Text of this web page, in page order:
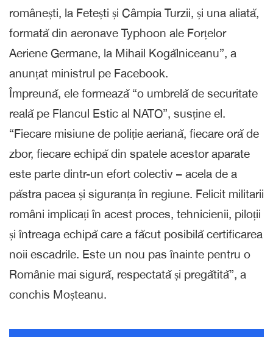
românești, la Fetești și Câmpia Turzii, și una aliată,
formată din aeronave Typhoon ale Forțelor
Aeriene Germane, la Mihail Kogălniceanu”, a
anunțat ministrul pe Facebook.
Împreună, ele formează “o umbrelă de securitate
reală pe Flancul Estic al NATO”, susține el.
“Fiecare misiune de poliție aeriană, fiecare oră de
zbor, fiecare echipă din spatele acestor aparate
este parte dintr-un efort colectiv – acela de a
păstra pacea și siguranța în regiune. Felicit militarii
români implicați în acest proces, tehnicienii, piloții
și întreaga echipă care a făcut posibilă certificarea
noii escadrile. Este un nou pas înainte pentru o
Românie mai sigură, respectată și pregătită”, a
conchis Moșteanu.